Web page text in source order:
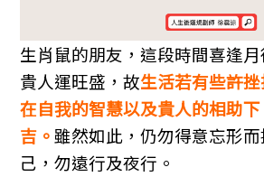
生肖鼠的朋友，這段時間喜逢月
貴人運旺盛，故生活若有些許
在自我的智慧以及貴人的相助
吉。雖然如此，仍勿得意忘形
己，勿遠行及夜行。